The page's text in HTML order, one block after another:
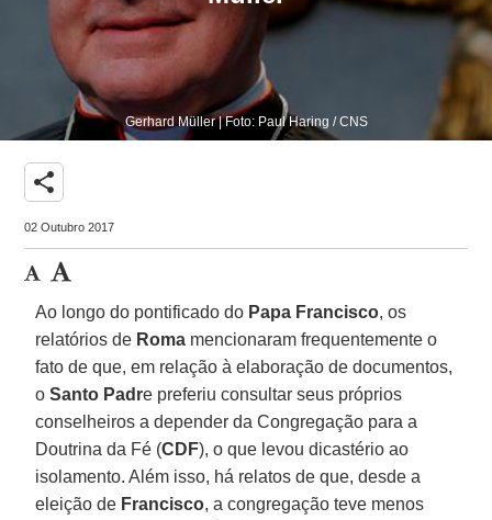
Gerhard Müller | Foto: Paul Haring / CNS
share
02 Outubro 2017
Ao longo do pontificado do Papa Francisco, os
relatórios de Roma mencionaram frequentemente o
fato de que, em relação à elaboração de documentos,
oSanto Padre preferiu consultar seus próprios
conselheiros a depender da Congregação para a
Doutrina da Fé (CDF), o que levou dicastério ao
isolamento. Além isso, há relatos de que, desde a
eleição de Francisco, a congregação teve menos